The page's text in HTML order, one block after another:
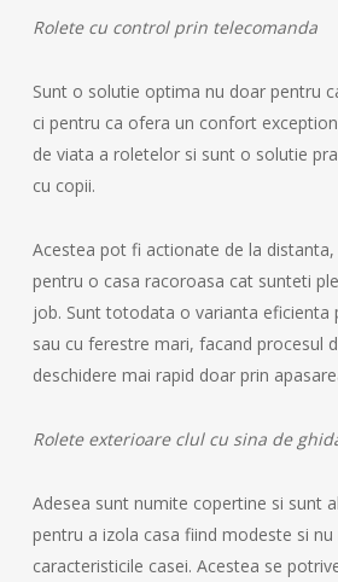
Rolete cu control prin telecomanda
Sunt o solutie optima nu doar pentru
ci pentru ca ofera un confort
de viata a roletelor si sunt o solutie
cu copii.
Acestea pot fi actionate de la
pentru o casa racoroasa cat sunteti
job. Sunt totodata o varianta eficienta
sau cu ferestre mari, facand procesul
deschidere mai rapid doar prin
Rolete exterioare clul cu sina de
Adesea sunt numite copertine si sunt
pentru a izola casa fiind modeste si
caracteristicile casei. Acestea se